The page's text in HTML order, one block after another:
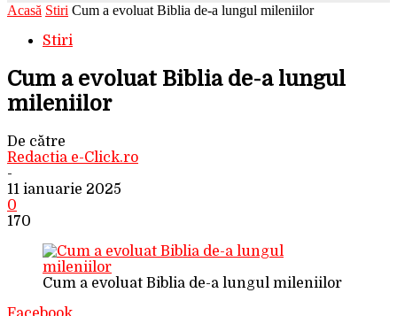
Acasă Stiri Cum a evoluat Biblia de-a lungul mileniilor
Stiri
Cum a evoluat Biblia de-a lungul
mileniilor
De către
Redactia e-Click.ro
-
11 ianuarie 2025
0
170
Cum a evoluat Biblia de-a lungul mileniilor